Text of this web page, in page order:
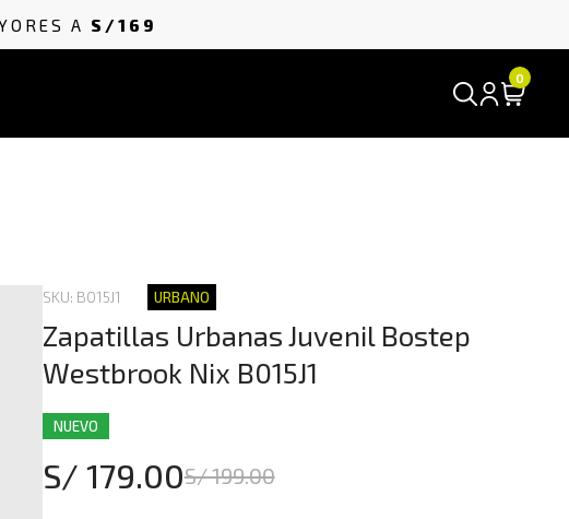
A S/169
0
SKU: B015J1 URBANO
Zapatillas Urbanas Juvenil Bostep
Westbrook Nix B015J1
NUEVO
S/ 179.00S/ 199.00